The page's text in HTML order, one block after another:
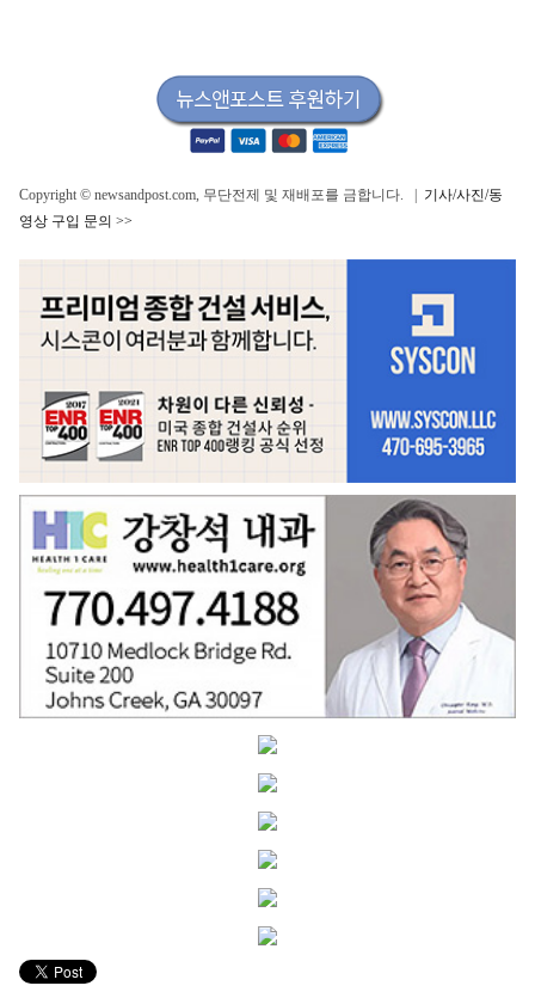
Copyright © newsandpost.com, 무단전제 및 재배포를 금합니다. | 기사/사진/동
영상 구입 문의 >>